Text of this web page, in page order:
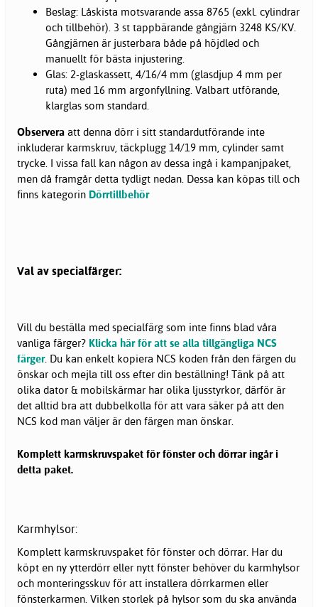
Beslag: Låskista motsvarande assa 8765 (exkl. cylindrar
och tillbehör). 3 st tappbärande gångjärn 3248 KS/KV.
Gångjärnen är justerbara både på höjdled och
manuellt för bästa injustering.
Glas: 2-glaskassett, 4/16/4 mm (glasdjup 4 mm per
ruta) med 16 mm argonfyllning. Valbart utförande,
klarglas som standard.
Observera att denna dörr i sitt standardutförande inte
inkluderar karmskruv, täckplugg 14/19 mm, cylinder samt
trycke. I vissa fall kan någon av dessa ingå i kampanjpaket,
men då framgår detta tydligt nedan. Dessa kan köpas till och
finns kategorin Dörrtillbehör
Val av specialfärger:
Vill du beställa med specialfärg som inte finns blad våra
vanliga färger? Klicka här för att se alla tillgängliga NCS
färger. Du kan enkelt kopiera NCS koden från den färgen du
önskar och mejla till oss efter din beställning! Tänk på att
olika dator & mobilskärmar har olika ljusstyrkor, därför är
det alltid bra att dubbelkolla för att vara säker på att den
NCS kod man väljer är den färgen man önskar.
Komplett karmskruvspaket för fönster och dörrar ingår i
detta paket.
Karmhylsor:
Komplett karmskruvspaket för fönster och dörrar. Har du
köpt en ny ytterdörr eller nytt fönster behöver du karmhylsor
och monteringsskuv för att installera dörrkarmen eller
fönsterkarmen. Vilken storlek på hylsor som du ska använda